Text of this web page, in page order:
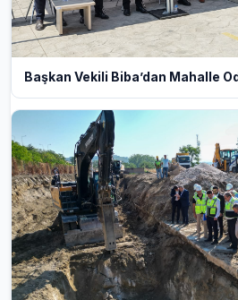
Başkan Vekili Biba’dan Mahalle